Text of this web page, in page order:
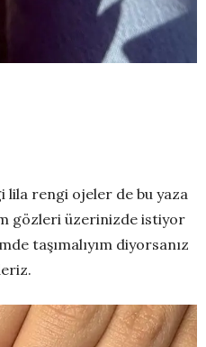
lila rengi ojeler de bu yaza
gözleri üzerinizde istiyor
taşımalıyım diyorsanız